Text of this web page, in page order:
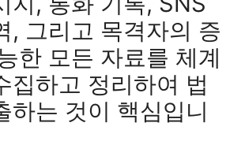
, 그리고 목격자의 증
한 모든 자료를 체계
집하고 정리하여 법
하는 것이 핵심입니